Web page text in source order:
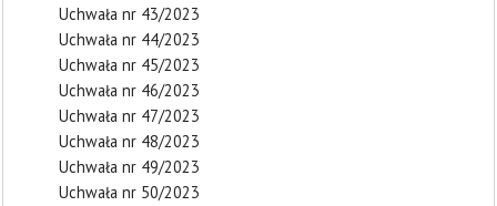
Uchwała nr 43/2023
Uchwała nr 44/2023
Uchwała nr 45/2023
Uchwała nr 46/2023
Uchwała nr 47/2023
Uchwała nr 48/2023
Uchwała nr 49/2023
Uchwała nr 50/2023